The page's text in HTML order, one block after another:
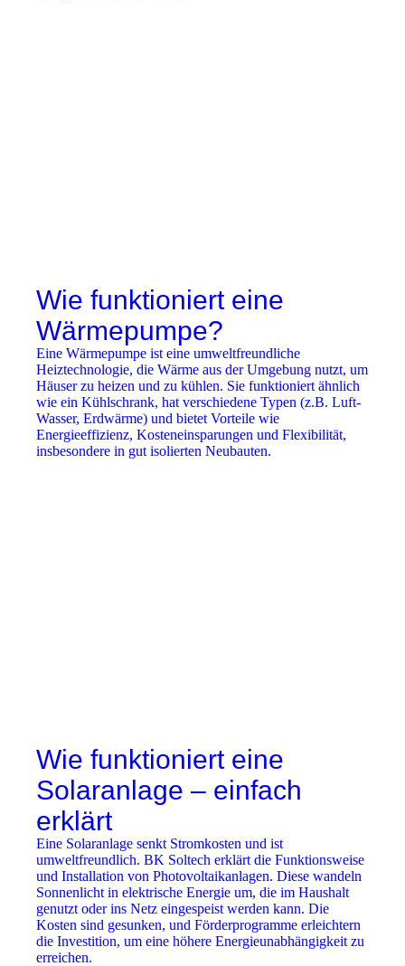
Wie funktioniert eine
Wärmepumpe?
Eine Wärmepumpe ist eine umweltfreundliche
Heiztechnologie, die Wärme aus der Umgebung nutzt, um
Häuser zu heizen und zu kühlen. Sie funktioniert ähnlich
wie ein Kühlschrank, hat verschiedene Typen (z.B. Luft-
Wasser, Erdwärme) und bietet Vorteile wie
Energieeffizienz, Kosteneinsparungen und Flexibilität,
insbesondere in gut isolierten Neubauten.
Wie funktioniert eine
Solaranlage – einfach
erklärt
Eine Solaranlage senkt Stromkosten und ist
umweltfreundlich. BK Soltech erklärt die Funktionsweise
und Installation von Photovoltaikanlagen. Diese wandeln
Sonnenlicht in elektrische Energie um, die im Haushalt
genutzt oder ins Netz eingespeist werden kann. Die
Kosten sind gesunken, und Förderprogramme erleichtern
die Investition, um eine höhere Energieunabhängigkeit zu
erreichen.